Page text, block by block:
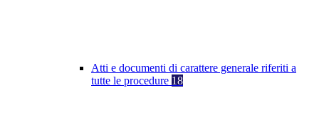
Atti e documenti di carattere generale riferiti a
tutte le procedure 18